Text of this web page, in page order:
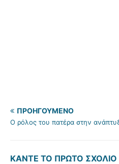
ΠΡΟΗΓΟΎΜΕΝΟ
Ο ρόλος του πατέρα στην
ΚΆΝΤΕ ΤΟ ΠΡΏΤΟ ΣΧΌΛΙΟ